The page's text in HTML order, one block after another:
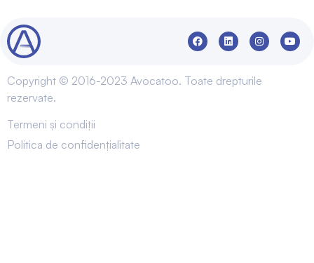
Copyright © 2016-2023 Avocatoo. Toate drepturile
rezervate.
Termeni și condiții
Politica de confidențialitate